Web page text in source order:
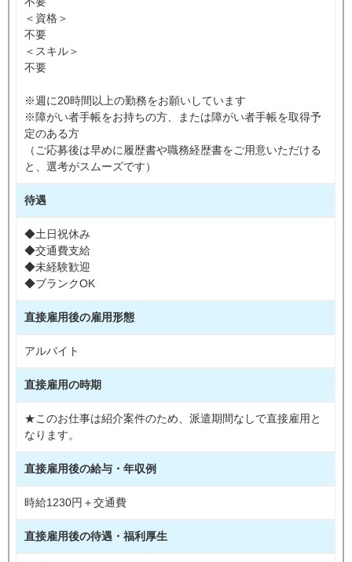
＜資格＞
不要
＜スキル＞
不要
※週に20時間以上の勤務をお願いしています
※障がい者手帳をお持ちの方、または障がい者手帳を取得予
定のある方
（ご応募後は早めに履歴書や職務経歴書をご用意いただける
と、選考がスムーズです）
待遇
◆土日祝休み
◆交通費支給
◆未経験歓迎
◆ブランクOK
直接雇用後の雇用形態
アルバイト
直接雇用の時期
★このお仕事は紹介案件のため、派遣期間なしで直接雇用と
なります。
直接雇用後の給与・年収例
時給1230円＋交通費
直接雇用後の待遇・福利厚生